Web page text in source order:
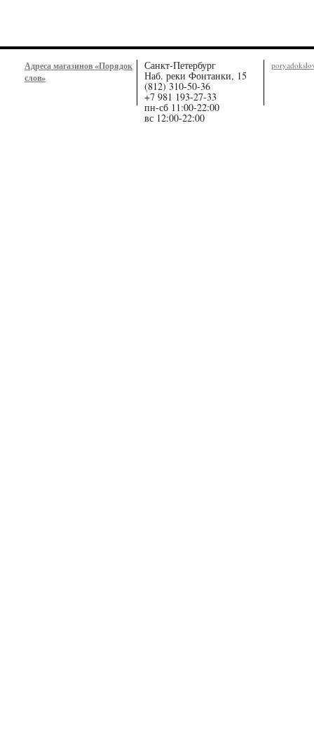
Адреса магазинов «Порядок
слов»
Санкт-Петербург
Наб. реки Фонтанки, 15
(812) 310-50-36
+7 981 193-27-33
пн-сб 11:00-22:00
вс 12:00-22:00